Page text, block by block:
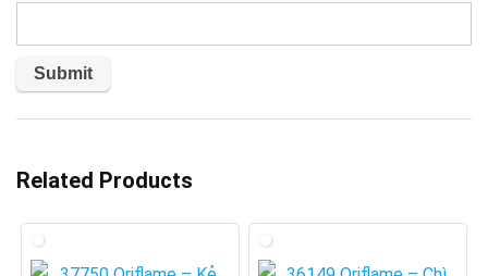
Related Products